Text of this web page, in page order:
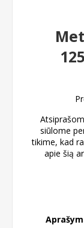
siūlome
tikime, kad
apie šią